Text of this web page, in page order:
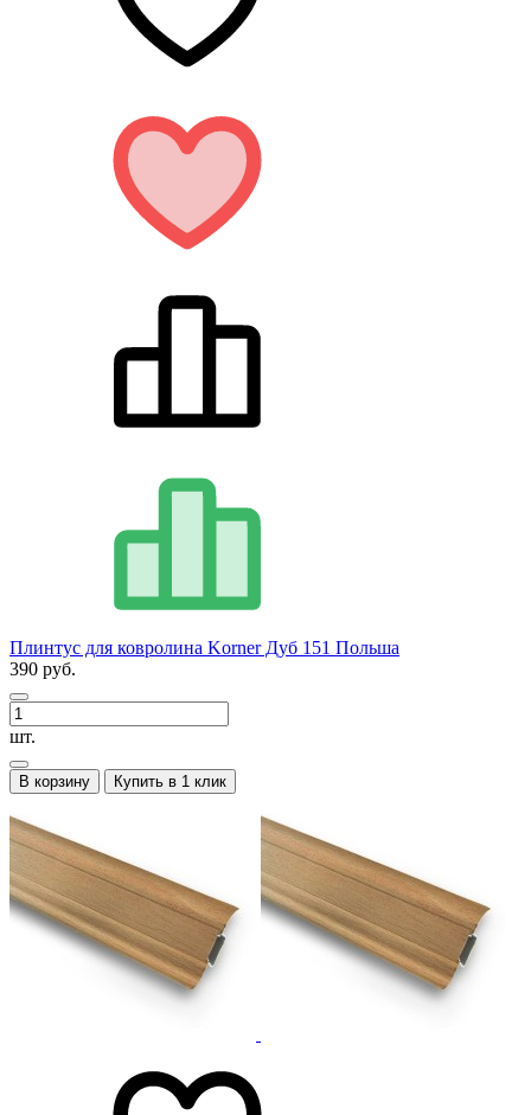
Плинтус для ковролина Korner Дуб 151 Польша
390 руб.
шт.
В корзину Купить в 1 клик